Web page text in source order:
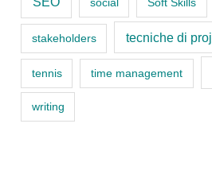
stakeholders tecniche di
tennis time management
writing